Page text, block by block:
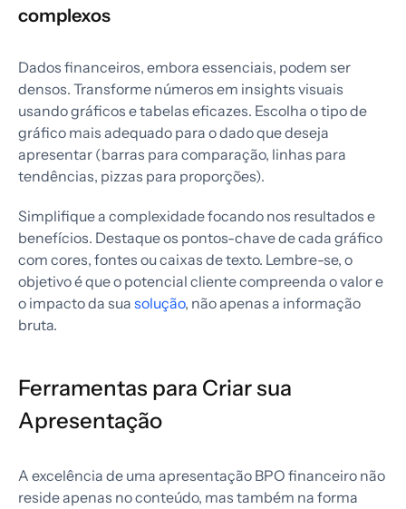
complexos
Dados financeiros, embora essenciais, podem ser
densos. Transforme números em insights visuais
usando gráficos e tabelas eficazes. Escolha o tipo de
gráfico mais adequado para o dado que deseja
apresentar (barras para comparação, linhas para
tendências, pizzas para proporções).
Simplifique a complexidade focando nos resultados e
benefícios. Destaque os pontos-chave de cada gráfico
com cores, fontes ou caixas de texto. Lembre-se, o
objetivo é que o potencial cliente compreenda o valor e
o impacto da sua solução, não apenas a informação
bruta.
Ferramentas para Criar sua
Apresentação
A excelência de uma apresentação BPO financeiro não
reside apenas no conteúdo, mas também na forma